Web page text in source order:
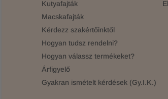
Kutyafajták
Macskafajták
Kérdezz szakértőinktől
Hogyan tudsz rendelni?
Hogyan válassz termékeket?
Árfigyelő
Gyakran ismételt kérdések (Gy.I.K.)